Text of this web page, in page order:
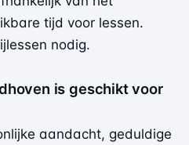
tijd voor lessen.
nodig.
is geschikt voor
aandacht, geduldige